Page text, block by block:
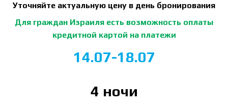
Уточняйте актуальную цену в день бронирования
Для граждан Израиля есть возможность оплаты
кредитной картой на платежи
14.07-18.07
4 ночи